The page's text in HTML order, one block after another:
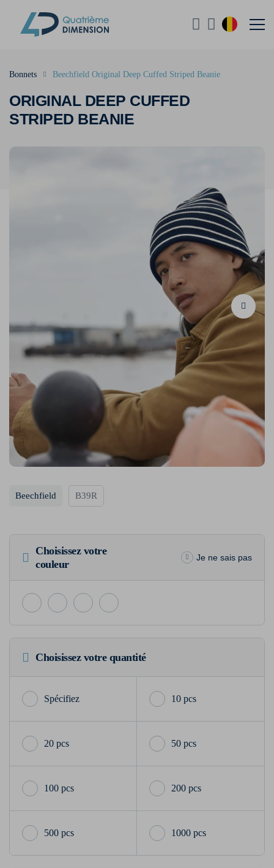
ORIGINAL DEEP CUFFED
STRIPED BEANIE
Bonnets Beechfield Original Deep Cuffed Striped Beanie
Beechfield B39R
Choisissez votre
couleur
Je ne sais pas
Choisissez votre quantité
10 pcs
20 pcs 50 pcs
100 pcs 200 pcs
500 pcs 1000 pcs